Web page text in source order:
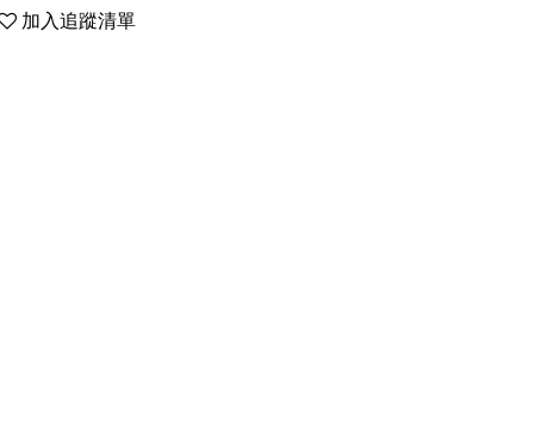
加入追蹤清單